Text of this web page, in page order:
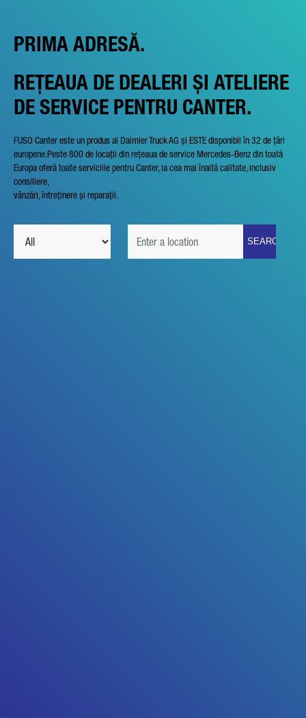
PRIMA ADRESĂ.
REȚEAUA DE DEALERI ȘI ATELIERE
DE SERVICE PENTRU CANTER.
FUSO Canter este un produs al Daimler Truck AG și ESTE disponibil în 32 de țări
europene.Peste 800 de locații din rețeaua de service Mercedes-Benz din toată
Europa oferă toate serviciile pentru Canter, la cea mai înaltă calitate, inclusiv
consiliere,
vânzări, întreținere și reparații.